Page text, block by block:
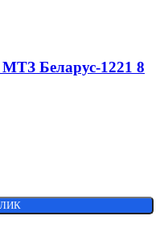
Беларус-1221 8